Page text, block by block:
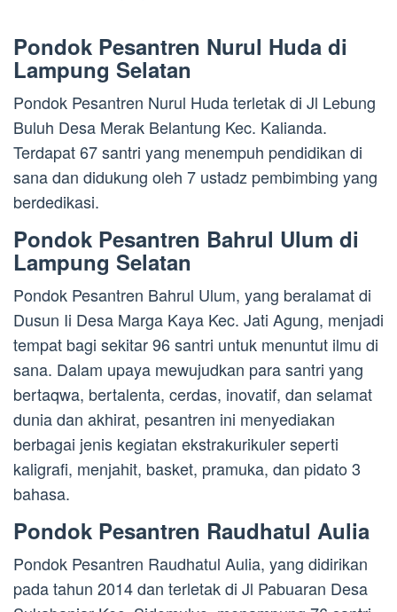
Pondok Pesantren Nurul Huda di
Lampung Selatan
Pondok Pesantren Nurul Huda terletak di Jl Lebung
Buluh Desa Merak Belantung Kec. Kalianda.
Terdapat 67 santri yang menempuh pendidikan di
sana dan didukung oleh 7 ustadz pembimbing yang
berdedikasi.
Pondok Pesantren Bahrul Ulum di
Lampung Selatan
Pondok Pesantren Bahrul Ulum, yang beralamat di
Dusun Ii Desa Marga Kaya Kec. Jati Agung, menjadi
tempat bagi sekitar 96 santri untuk menuntut ilmu di
sana. Dalam upaya mewujudkan para santri yang
bertaqwa, bertalenta, cerdas, inovatif, dan selamat
dunia dan akhirat, pesantren ini menyediakan
berbagai jenis kegiatan ekstrakurikuler seperti
kaligrafi, menjahit, basket, pramuka, dan pidato 3
bahasa.
Pondok Pesantren Raudhatul Aulia
Pondok Pesantren Raudhatul Aulia, yang didirikan
pada tahun 2014 dan terletak di Jl Pabuaran Desa